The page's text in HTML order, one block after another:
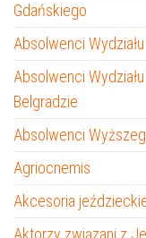
Gdańskiego
Absolwenci
Absolwenci
Belgradzie
Absolwenci
Agriocnemis
Akcesoria
Aktorzy związani z